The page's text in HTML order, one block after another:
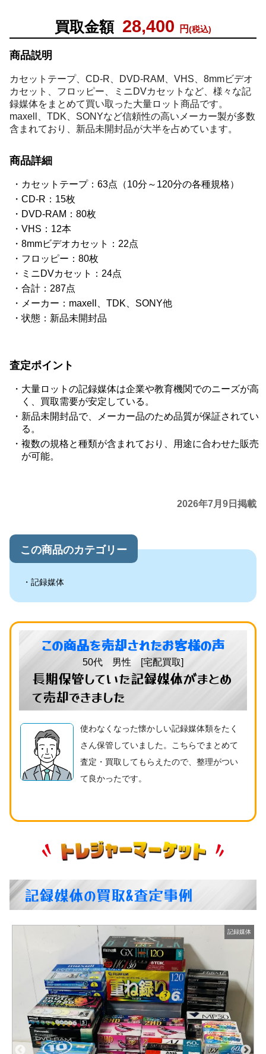
買取金額 28,400 円(税込)
商品説明
カセットテープ、CD-R、DVD-RAM、VHS、8mmビデオ
カセット、フロッピー、ミニDVカセットなど、様々な記
録媒体をまとめて買い取った大量ロット商品です。
maxell、TDK、SONYなど信頼性の高いメーカー製が多数
含まれており、新品未開封品が大半を占めています。
商品詳細
カセットテープ：63点（10分～120分の各種規格）
CD-R：15枚
DVD-RAM：80枚
VHS：12本
8mmビデオカセット：22点
フロッピー：80枚
ミニDVカセット：24点
合計：287点
メーカー：maxell、TDK、SONY他
状態：新品未開封品
査定ポイント
大量ロットの記録媒体は企業や教育機関でのニーズが高
く、買取需要が安定している。
新品未開封品で、メーカー品のため品質が保証されてい
る。
複数の規格と種類が含まれており、用途に合わせた販売
が可能。
2026年7月9日掲載
この商品のカテゴリー
記録媒体
この商品を売却されたお客様の声
50代 男性 [宅配買取]
長期保管していた記録媒体がまとめ
て売却できました
使わなくなった懐かしい記録媒体類をたく
さん保管していました。こちらでまとめて
査定・買取してもらえたので、整理がつい
て良かったです。
記録媒体の買取&査定事例
記録媒体